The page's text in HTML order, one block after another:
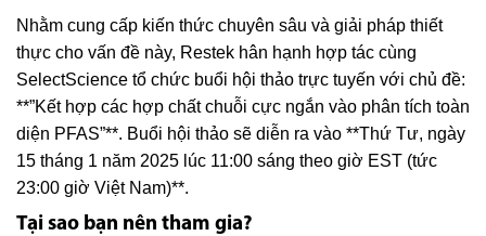
Nhằm cung cấp kiến thức chuyên sâu và giải pháp thiết
thực cho vấn đề này, Restek hân hạnh hợp tác cùng
SelectScience tổ chức buổi hội thảo trực tuyến với chủ đề:
**”Kết hợp các hợp chất chuỗi cực ngắn vào phân tích toàn
diện PFAS”**. Buổi hội thảo sẽ diễn ra vào **Thứ Tư, ngày
15 tháng 1 năm 2025 lúc 11:00 sáng theo giờ EST (tức
23:00 giờ Việt Nam)**.
Tại sao bạn nên tham gia?